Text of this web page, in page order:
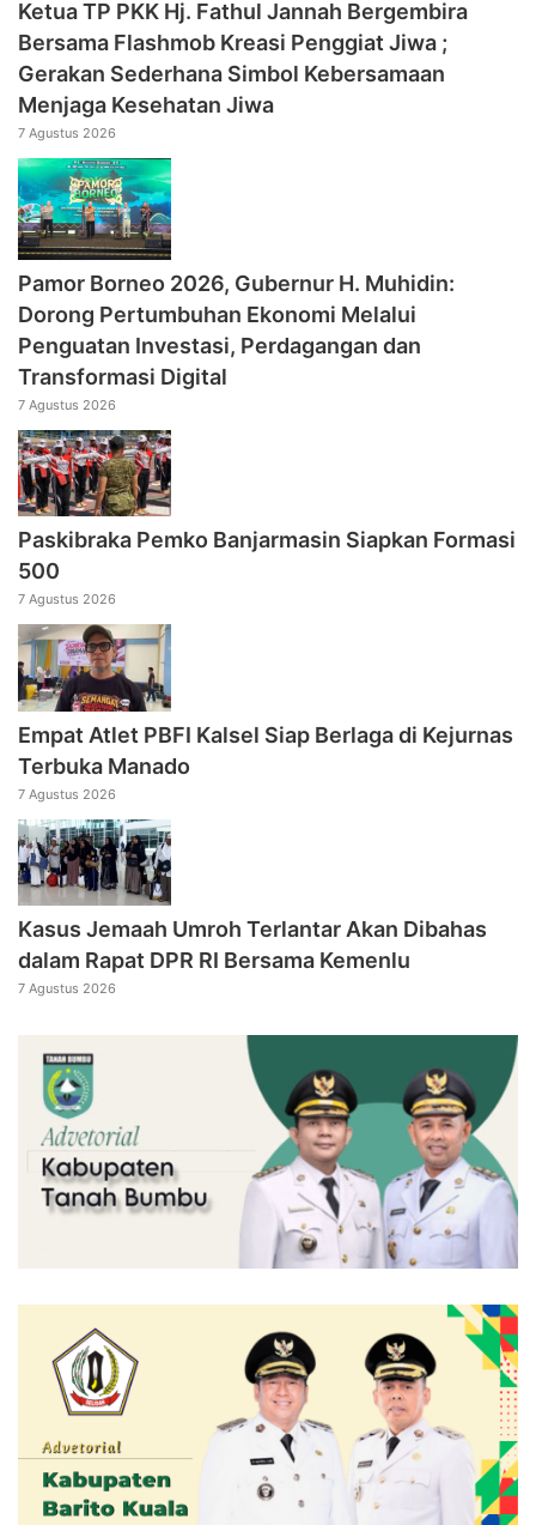
‎Ketua TP PKK Hj. Fathul Jannah Bergembira
Bersama Flashmob Kreasi Penggiat Jiwa ;
Gerakan Sederhana Simbol Kebersamaan
Menjaga Kesehatan Jiwa
7 Agustus 2026
Pamor Borneo 2026, Gubernur H. Muhidin:
Dorong Pertumbuhan Ekonomi Melalui
Penguatan Investasi, Perdagangan dan
Transformasi Digital
7 Agustus 2026
Paskibraka Pemko Banjarmasin Siapkan Formasi
500
7 Agustus 2026
Empat Atlet PBFI Kalsel Siap Berlaga di Kejurnas
Terbuka Manado
7 Agustus 2026
Kasus Jemaah Umroh Terlantar Akan Dibahas
dalam Rapat DPR RI Bersama Kemenlu
7 Agustus 2026